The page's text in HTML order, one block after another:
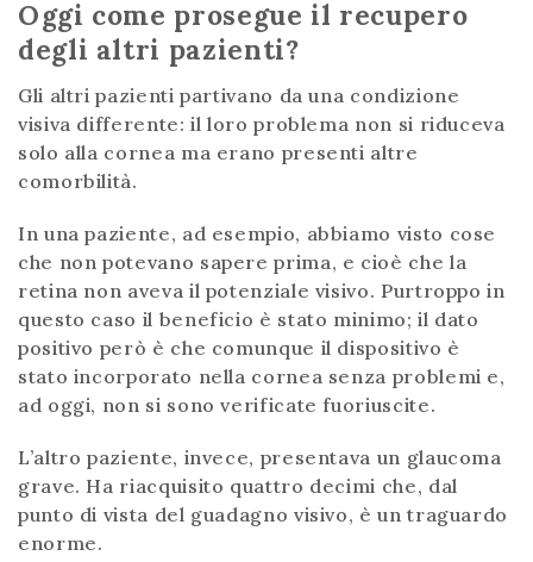
Oggi come prosegue il recupero
degli altri pazienti?
Gli altri pazienti partivano da una condizione
visiva differente: il loro problema non si riduceva
solo alla cornea ma erano presenti altre
comorbilità.
In una paziente, ad esempio, abbiamo visto cose
che non potevano sapere prima, e cioè che la
retina non aveva il potenziale visivo. Purtroppo in
questo caso il beneficio è stato minimo; il dato
positivo però è che comunque il dispositivo è
stato incorporato nella cornea senza problemi e,
ad oggi, non si sono verificate fuoriuscite.
L’altro paziente, invece, presentava un glaucoma
grave. Ha riacquisito quattro decimi che, dal
punto di vista del guadagno visivo, è un traguardo
enorme.